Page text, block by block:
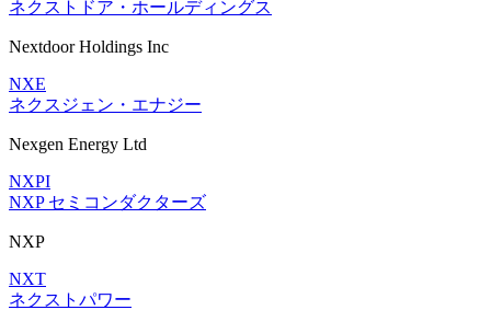
ネクストドア・ホールディングス
Nextdoor Holdings Inc
NXE
ネクスジェン・エナジー
Nexgen Energy Ltd
NXPI
NXP セミコンダクターズ
NXP
NXT
ネクストパワー